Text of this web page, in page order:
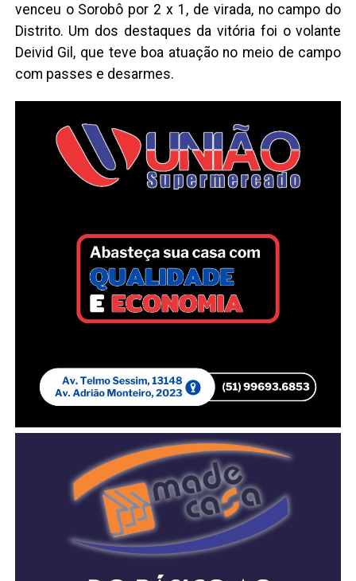
venceu o Sorobô por 2 x 1, de virada, no campo do
Distrito. Um dos destaques da vitória foi o volante
Deivid Gil, que teve boa atuação no meio de campo
com passes e desarmes.